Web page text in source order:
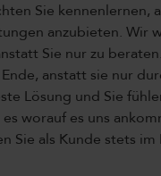
Sie kennenlernen,
anzubieten. Wir
Sie nur zu
anstatt sie nur
Lösung und Sie
worauf es uns
Sie als Kunde stets